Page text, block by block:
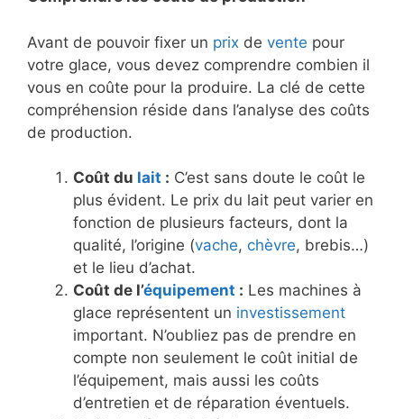
Avant de pouvoir fixer un prix de vente pour
votre glace, vous devez comprendre combien il
vous en coûte pour la produire. La clé de cette
compréhension réside dans l’analyse des coûts
de production.
Coût du lait : C’est sans doute le coût le
plus évident. Le prix du lait peut varier en
fonction de plusieurs facteurs, dont la
qualité, l’origine (vache, chèvre, brebis…)
et le lieu d’achat.
Coût de l’équipement : Les machines à
glace représentent un investissement
important. N’oubliez pas de prendre en
compte non seulement le coût initial de
l’équipement, mais aussi les coûts
d’entretien et de réparation éventuels.